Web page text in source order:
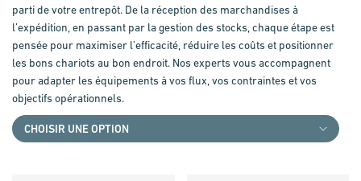
parti de votre entrepôt. De la réception des marchandises à
l’expédition, en passant par la gestion des stocks, chaque étape est
pensée pour maximiser l’efficacité, réduire les coûts et positionner
les bons chariots au bon endroit. Nos experts vous accompagnent
pour adapter les équipements à vos flux, vos contraintes et vos
objectifs opérationnels.